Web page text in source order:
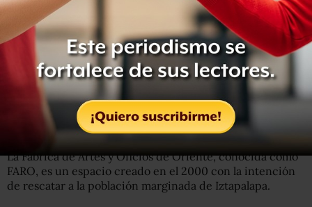
Piedad S/n, Granjas México, Iztacalco.
Palacio de los Deportes:Av. Río Churubusco y Añil,
Colonia Granjas de México, Iztacalco.
Checa también: Ni colada, ni periodista: la historia de la
mujer que habló con Kamala Harris en su visita a México
FARO de Oriente (Iztapalapa)
La Fábrica de Artes y Oficios de Oriente, conocida como
FARO, es un espacio creado en el 2000 con la intención
de rescatar a la población marginada de Iztapalapa.